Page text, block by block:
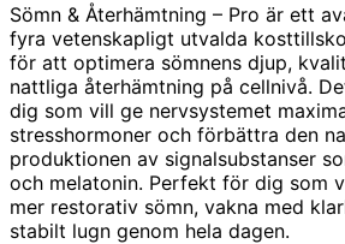
priset
var:
1896,00 kr.
priset
är:
1439,00 kr.
Sömn & Återhämtning – Pro är ett
fyra vetenskapligt utvalda
för att optimera sömnens djup,
nattliga återhämtning på cellnivå.
dig som vill ge nervsystemet
stresshormoner och förbättra den
produktionen av signalsubstanser
och melatonin. Perfekt för dig som
mer restorativ sömn, vakna med
stabilt lugn genom hela dagen.